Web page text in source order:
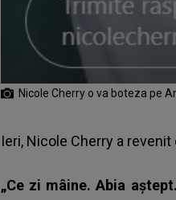
Nicole Cherry o va boteza pe
Ieri, Nicole Cherry a
„Ce zi mâine. Abia